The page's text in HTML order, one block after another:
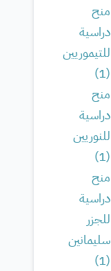
منح
دراسية
للتيموريين
(
1
)
منح
دراسية
للنوريين
(
1
)
منح
دراسية
للجزر
سليمانين
(
1
)